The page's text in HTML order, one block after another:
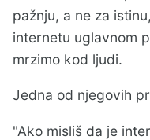
pažnju, a ne za
internetu uglavnom
mrzimo kod ljudi.
Jedna od njegovih
"Ako misliš da je